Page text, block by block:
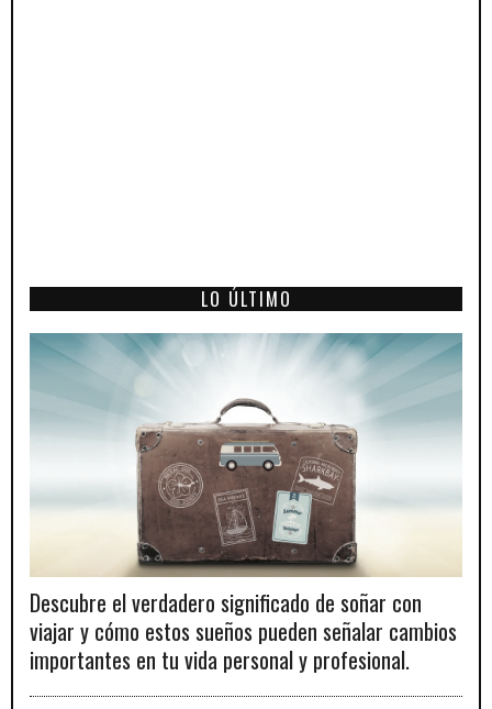
LO ÚLTIMO
Descubre el verdadero significado de soñar con
viajar y cómo estos sueños pueden señalar cambios
importantes en tu vida personal y profesional.